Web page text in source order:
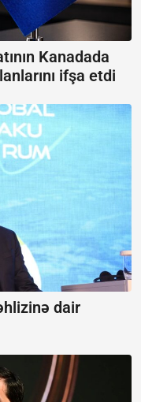
Kanadada
ifşa etdi
dair